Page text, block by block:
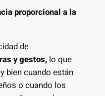
proporcional a la
de
y gestos,lo que
bien cuando están
o cuando los